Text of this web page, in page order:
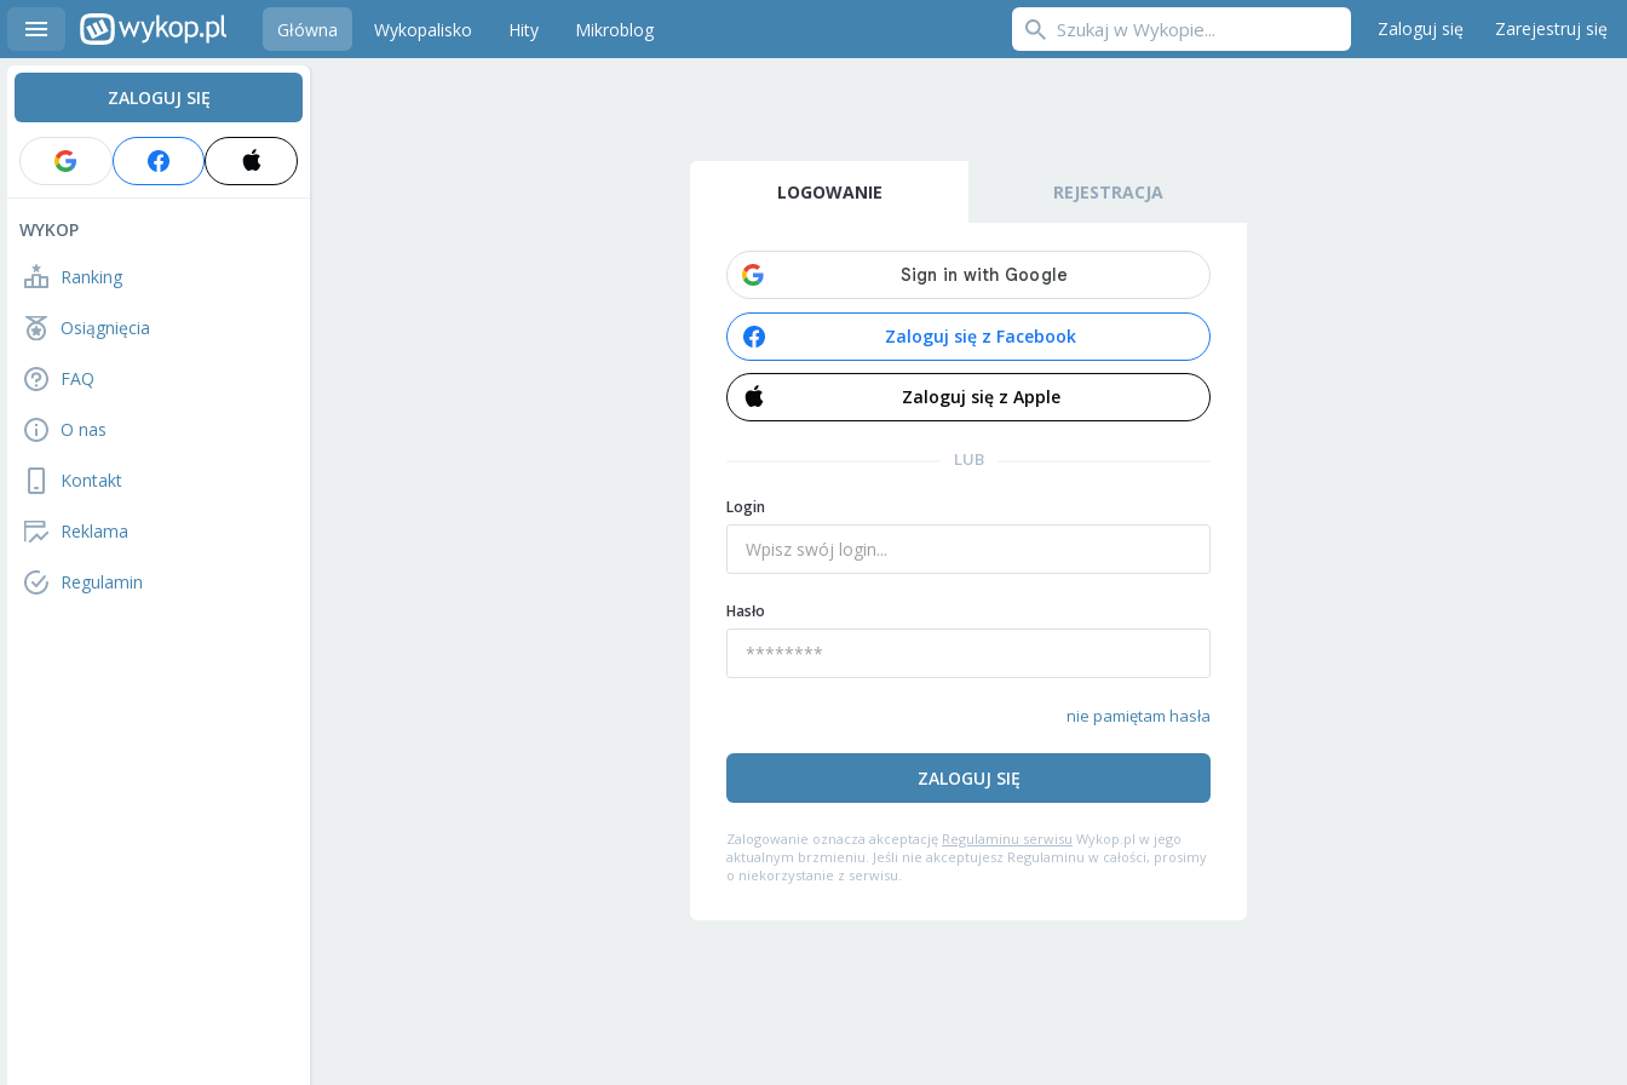
Główna Wykopalisko Hity Mikroblog Zaloguj się Zarejestruj się
ZALOGUJ SIĘ
WYKOP
Ranking
Osiągnięcia
FAQ
O nas
Kontakt
Reklama
Regulamin
LOGOWANIE REJESTRACJA
Zaloguj się z Facebook
Zaloguj się z Apple
LUB
Login
Hasło
nie pamiętam hasła
ZALOGUJ SIĘ
Zalogowanie oznacza akceptację Regulaminu serwisu Wykop.pl w jego
aktualnym brzmieniu. Jeśli nie akceptujesz Regulaminu w całości, prosimy
o niekorzystanie z serwisu.